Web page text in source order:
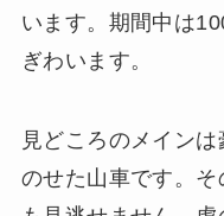
います。期間中は
ぎわいます。
見どころのメイン
のせた山車です。